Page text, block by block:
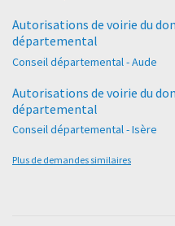
Autorisations de voirie du
départemental
Conseil départemental - Aude
Autorisations de voirie du
départemental
Conseil départemental - Isère
Plus de demandes similaires